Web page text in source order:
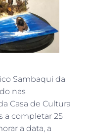
Sambaqui da
nas
Casa de Cultura
a completar 25
a data, a